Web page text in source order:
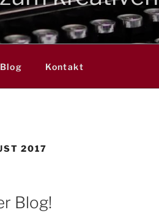
Blog Kontakt
2017
Blog!